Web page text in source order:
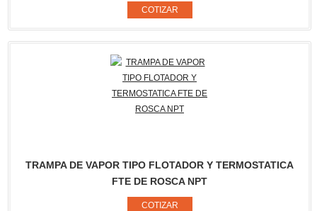
TRAMPA DE VAPOR TIPO FLOTADOR Y TERMOSTATICA
FTE DE ROSCA NPT